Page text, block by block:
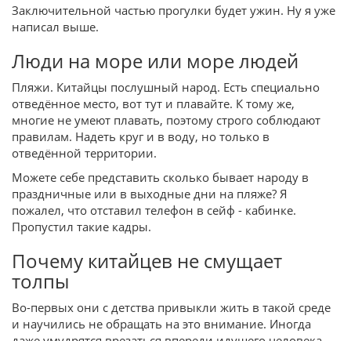
Заключительной частью прогулки будет ужин. Ну я уже
написал выше.
Люди на море или море людей
Пляжи. Китайцы послушный народ. Есть специально
отведённое место, вот тут и плавайте. К тому же,
многие не умеют плавать, поэтому строго соблюдают
правилам. Надеть круг и в воду, но только в
отведённой территории.
Можете себе представить сколько бывает народу в
праздничные или в выходные дни на пляже? Я
пожалел, что отставил телефон в сейф - кабинке.
Пропустил такие кадры.
Почему китайцев не смущает
толпы
Во-первых они с детства привыкли жить в такой среде
и научились не обращать на это внимание. Иногда